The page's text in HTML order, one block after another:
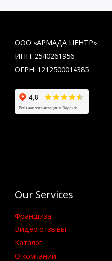
ООО «АРМАДА ЦЕНТР»
ИНН: 2540261956
ОГРН: 1212500014385
Our Services
Франшиза
Видео отзывы
Каталог
О компании